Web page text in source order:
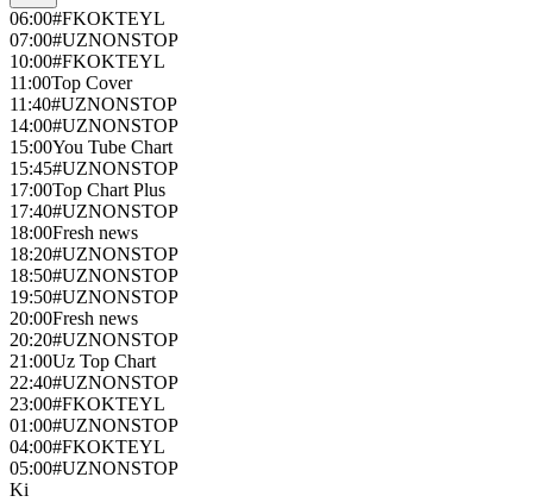
06:00#FKOKTEYL
07:00#UZNONSTOP
10:00#FKOKTEYL
11:00Top Cover
11:40#UZNONSTOP
14:00#UZNONSTOP
15:00You Tube Chart
15:45#UZNONSTOP
17:00Top Chart Plus
17:40#UZNONSTOP
18:00Fresh news
18:20#UZNONSTOP
18:50#UZNONSTOP
19:50#UZNONSTOP
20:00Fresh news
20:20#UZNONSTOP
21:00Uz Top Chart
22:40#UZNONSTOP
23:00#FKOKTEYL
01:00#UZNONSTOP
04:00#FKOKTEYL
05:00#UZNONSTOP
Ki